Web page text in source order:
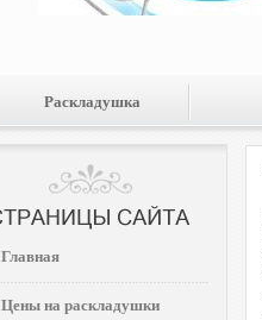
Раскладушка
Главная
Цены на раскладушки